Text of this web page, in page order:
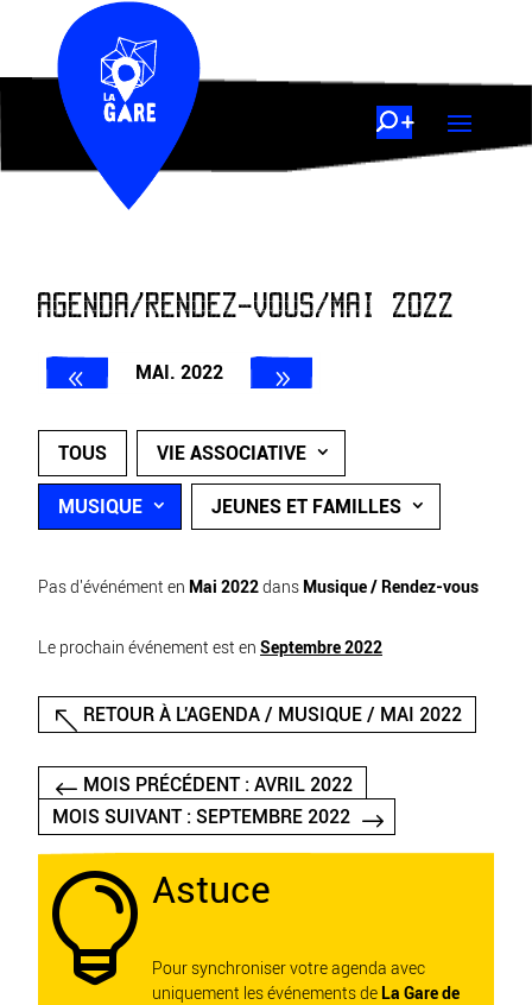
AGENDA/RENDEZ-VOUS/MAI 2022
MAI. 2022
TOUS VIE ASSOCIATIVE
MUSIQUE JEUNES ET FAMILLES
Pas d'événément en Mai 2022dans Musique / Rendez-vous
Le prochain événement est en Septembre 2022
RETOUR À L'AGENDA / MUSIQUE / MAI 2022
MOIS PRÉCÉDENT : AVRIL 2022
MOIS SUIVANT : SEPTEMBRE 2022
 Astuce
Pour synchroniser votre agenda avec
uniquement les événements de La Gare de